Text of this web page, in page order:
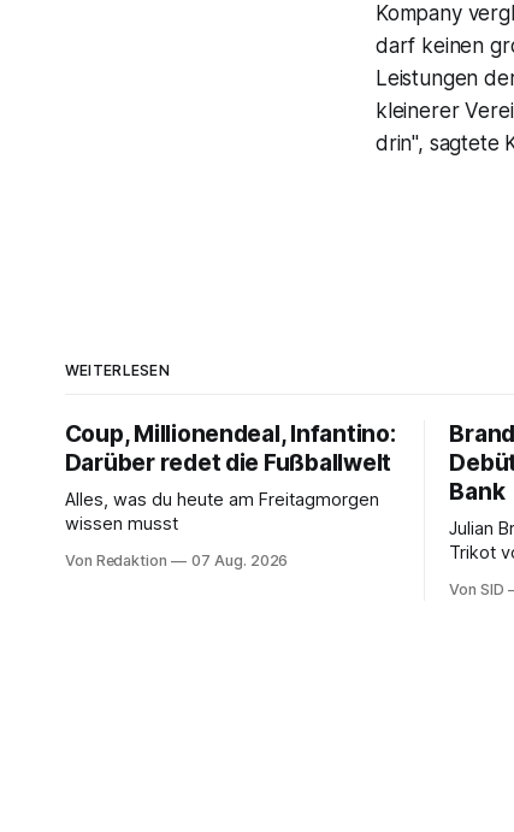
Kompany
darf keinen
Leistungen
kleinerer
drin", sagtete
WEITERLESEN
Coup, Millionendeal, Infantino:
Darüber redet die Fußballwelt
Alles, was du heute am Freitagmorgen
wissen musst
Von Redaktion 07 Aug. 2026
Bank
Julian
Trikot
Von SID